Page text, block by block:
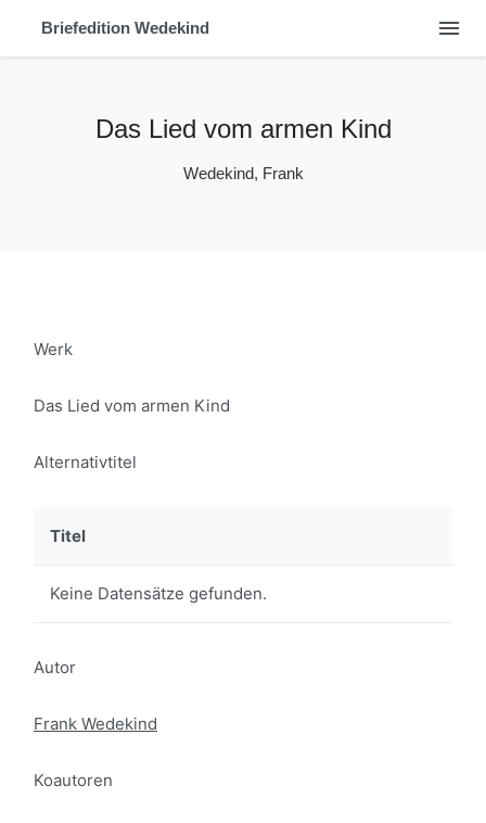
Briefedition Wedekind menu
Das Lied vom armen Kind
Wedekind, Frank
Werk
Das Lied vom armen Kind
Alternativtitel
Titel
Keine Datensätze gefunden.
Autor
Frank Wedekind
Koautoren